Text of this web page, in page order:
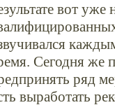
вот
Сегодня же
ряд
выработать